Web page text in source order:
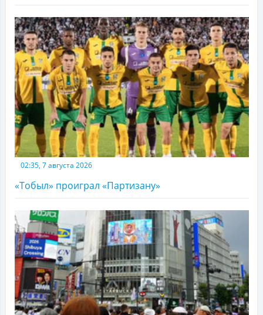
02:35, 7 августа 2026
«Тобыл» проиграл «Партизану»